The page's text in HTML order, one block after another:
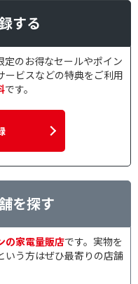
する
のお得なセールやポイン
ービスなどの特典をご利用
です。
を探す
の家電量販店です。実物を
いう方はぜひ最寄りの店舗